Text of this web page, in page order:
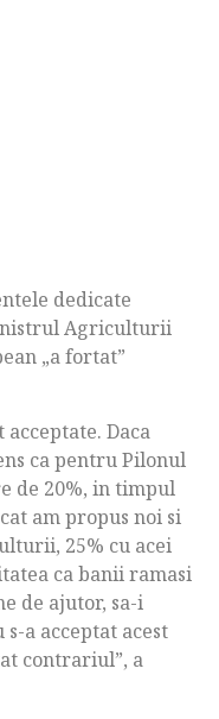
dedicate
Agriculturii
„a fortat”
acceptate. Daca
ca pentru Pilonul
de 20%, in timpul
am propus noi si
25% cu acei
ca banii ramasi
de ajutor, sa-i
a acceptat acest
contrariul”, a